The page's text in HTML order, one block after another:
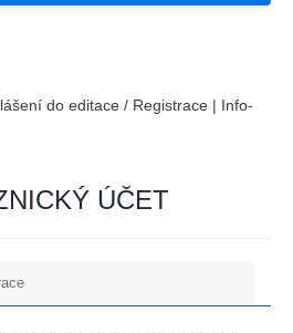
do editace / Registrace | Info-
ÚČET